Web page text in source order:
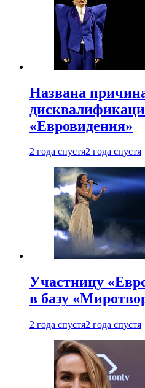
Названа
«Евровидения»
2 года спустя2 года спустя
Участницу
в базу
2 года спустя2 года спустя